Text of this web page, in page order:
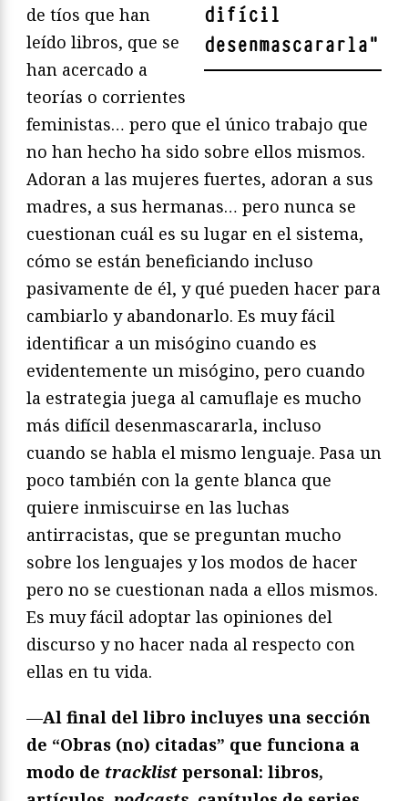
difícil
desenmascararla"
de tíos que han
leído libros, que se
han acercado a
teorías o corrientes
feministas… pero que el único trabajo que
no han hecho ha sido sobre ellos mismos.
Adoran a las mujeres fuertes, adoran a sus
madres, a sus hermanas… pero nunca se
cuestionan cuál es su lugar en el sistema,
cómo se están beneficiando incluso
pasivamente de él, y qué pueden hacer para
cambiarlo y abandonarlo. Es muy fácil
identificar a un misógino cuando es
evidentemente un misógino, pero cuando
la estrategia juega al camuflaje es mucho
más difícil desenmascararla, incluso
cuando se habla el mismo lenguaje. Pasa un
poco también con la gente blanca que
quiere inmiscuirse en las luchas
antirracistas, que se preguntan mucho
sobre los lenguajes y los modos de hacer
pero no se cuestionan nada a ellos mismos.
Es muy fácil adoptar las opiniones del
discurso y no hacer nada al respecto con
ellas en tu vida.
—Al final del libro incluyes una sección
de “Obras (no) citadas” que funciona a
modo de tracklist personal: libros,